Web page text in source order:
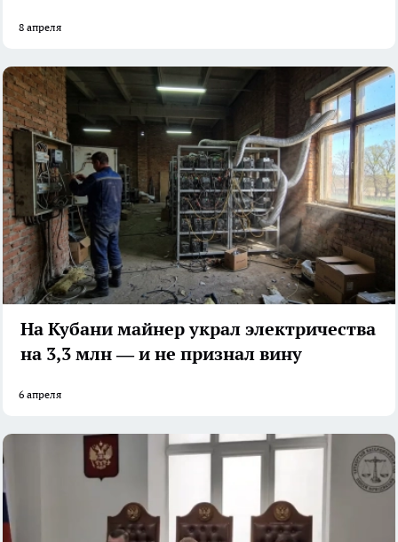
8 апреля
На Кубани майнер украл электричества
на 3,3 млн — и не признал вину
6 апреля